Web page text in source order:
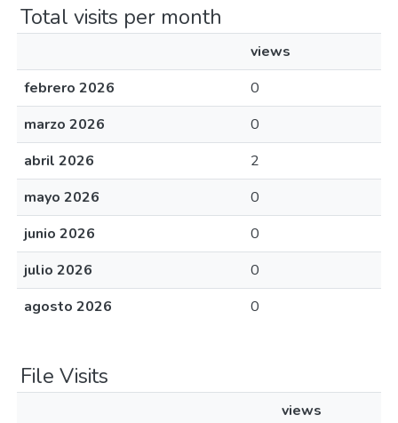
Total visits per month
views
febrero 2026
0
marzo 2026
0
abril 2026
2
mayo 2026
0
junio 2026
0
julio 2026
0
agosto 2026
0
File Visits
views